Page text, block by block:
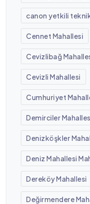
canon yetkili
Cennet Mahallesi
Cevizlibağ
Cevizli Mahallesi
Cumhuriyet
Demirciler
Denizköşkler
Deniz Mahallesi
Dereköy Mahallesi
Değirmendere